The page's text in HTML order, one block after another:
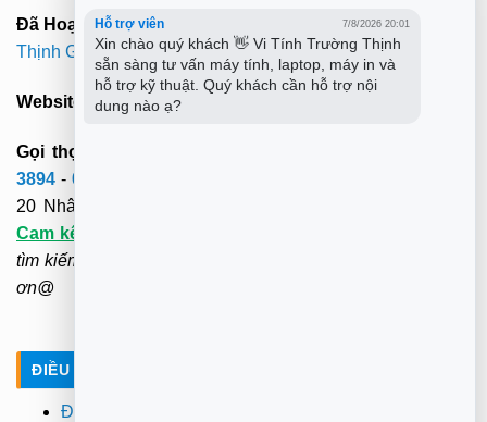
Đã Hoạt Động:Hơn 9 Năm (MST: 0312179313 -Trường
Thịnh Group)
Website: truongtin.top
Gọi thợ tới sửa tại nhà cả 22 quận tphcm:
3894-0932 015 486
20 Nhân viên tới tận nơi sửa tại chỗ.
Cam kết
tìm kiếm và chờ đợi. Rất hân hạnh được phục vụ. Xin cảm
ơn@
ĐIỀU KHOẢN - CHÍNH SÁCH
Điều khoản
Hỗ trợ viên 7/8/2026 20:01
Xin chào quý khách 👋 Vi Tính Trường Thịnh
sẵn sàng tư vấn máy tính, laptop, máy in và
hỗ trợ kỹ thuật. Quý khách cần hỗ trợ nội
dung nào ạ?